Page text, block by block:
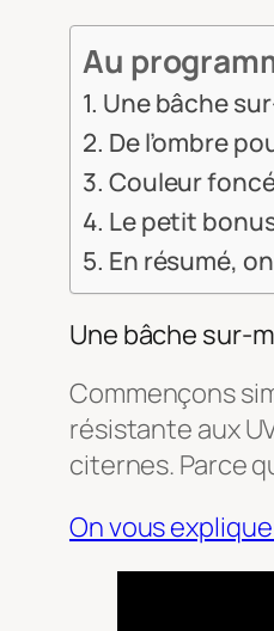
Au
Une bâche
De l’ombre
Couleur
Le petit
En résumé,
Une bâche sur-
Commençons
résistante aux
citernes. Parce
On vous